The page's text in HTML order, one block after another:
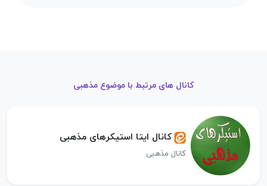
کانال های مرتبط با موضوع مذهبی
کانال ایتا استیکرهای مذهبی
کانال مذهبی